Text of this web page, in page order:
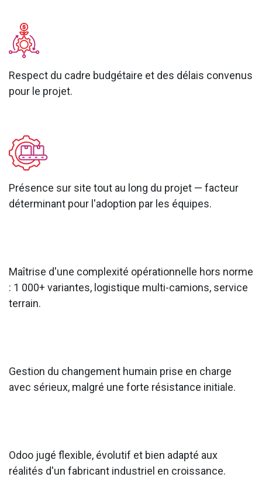
Respect du cadre budgétaire et des délais convenus
pour le projet.
Présence sur site tout au long du projet — facteur
déterminant pour l'adoption par les équipes.
Maîtrise d'une complexité opérationnelle hors norme
: 1 000+ variantes, logistique multi-camions, service
terrain.
Gestion du changement humain prise en charge
avec sérieux, malgré une forte résistance initiale.
Odoo jugé flexible, évolutif et bien adapté aux
réalités d'un fabricant industriel en croissance.